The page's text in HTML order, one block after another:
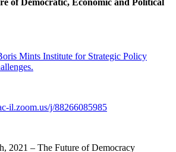
of Democratic, Economic and Political
Mints Institute for Strategic Policy
il.zoom.us/j/88266085985
2021 – The Future of Democracy